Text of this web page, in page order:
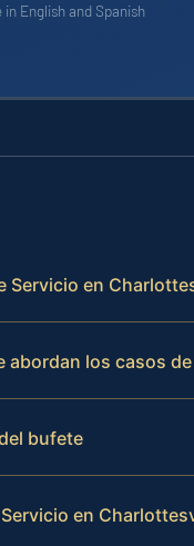
English and Spanish
Servicio en
abordan los casos
bufete
en